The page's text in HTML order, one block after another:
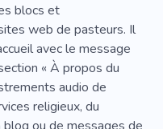
blocs et
web de pasteurs. Il
avec le message
« À propos du
audio de
religieux, du
ou de messages de